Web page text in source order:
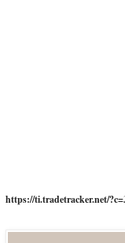
https://ti.tradetracker.net/